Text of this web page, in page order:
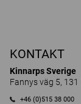
KONTAKT
Kinnarps Sverige
Fannys väg 5, 131
+46 (0)515 38 000